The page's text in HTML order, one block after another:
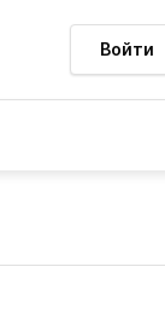
Войти